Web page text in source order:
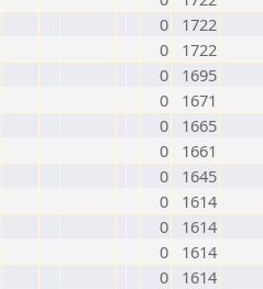
0
1722
0
1722
0
1695
0
1671
0
1665
0
1661
0
1645
0
1614
0
1614
0
1614
0
1614